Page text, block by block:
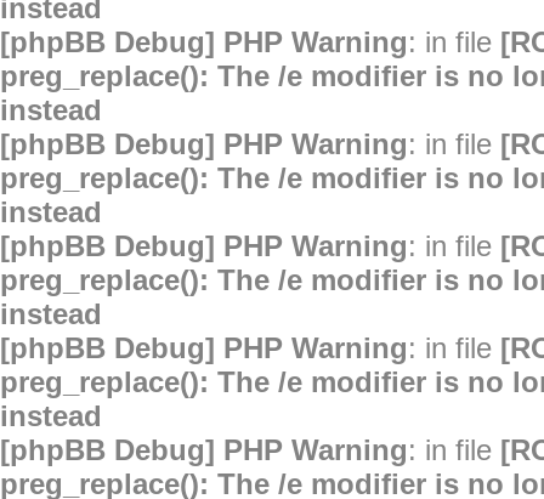
instead
[phpBB Debug] PHP Warning: in file
preg_replace(): The /e modifier is no
instead
[phpBB Debug] PHP Warning: in file
preg_replace(): The /e modifier is no
instead
[phpBB Debug] PHP Warning: in file
preg_replace(): The /e modifier is no
instead
[phpBB Debug] PHP Warning: in file
preg_replace(): The /e modifier is no
instead
[phpBB Debug] PHP Warning: in file
preg_replace(): The /e modifier is no